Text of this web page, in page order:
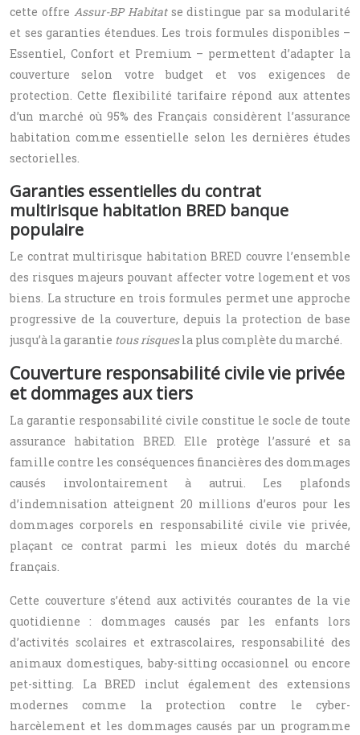
cette offre Assur-BP Habitat se distingue par sa modularité
et ses garanties étendues. Les trois formules disponibles –
Essentiel, Confort et Premium – permettent d’adapter la
couverture selon votre budget et vos exigences de
protection. Cette flexibilité tarifaire répond aux attentes
d’un marché où 95% des Français considèrent l’assurance
habitation comme essentielle selon les dernières études
sectorielles.
Garanties essentielles du contrat
multirisque habitation BRED banque
populaire
Le contrat multirisque habitation BRED couvre l’ensemble
des risques majeurs pouvant affecter votre logement et vos
biens. La structure en trois formules permet une approche
progressive de la couverture, depuis la protection de base
jusqu’à la garantie tous risquesla plus complète du marché.
Couverture responsabilité civile vie privée
et dommages aux tiers
La garantie responsabilité civile constitue le socle de toute
assurance habitation BRED. Elle protège l’assuré et sa
famille contre les conséquences financières des dommages
causés involontairement à autrui. Les plafonds
d’indemnisation atteignent 20 millions d’euros pour les
dommages corporels en responsabilité civile vie privée,
plaçant ce contrat parmi les mieux dotés du marché
français.
Cette couverture s’étend aux activités courantes de la vie
quotidienne : dommages causés par les enfants lors
d’activités scolaires et extrascolaires, responsabilité des
animaux domestiques, baby-sitting occasionnel ou encore
pet-sitting. La BRED inclut également des extensions
modernes comme la protection contre le cyber-
harcèlement et les dommages causés par un programme